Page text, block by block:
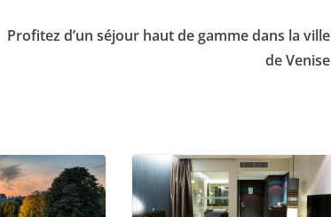
Profitez d’un séjour haut de gamme dans la ville
de Venise